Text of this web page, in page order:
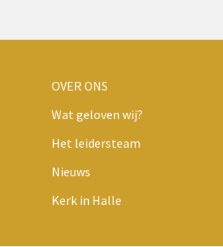
OVER ONS
Wat geloven wij?
Het leidersteam
Nieuws
Kerk in Halle